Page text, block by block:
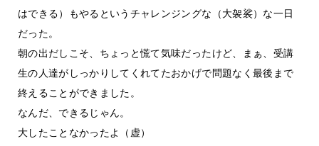
はできる）もやるというチャレンジングな（大袈裟）な一日
だった。
朝の出だしこそ、ちょっと慌て気味だったけど、まぁ、受講
生の人達がしっかりしてくれてたおかげで問題なく最後まで
終えることができました。
なんだ、できるじゃん。
大したことなかったよ（虚）